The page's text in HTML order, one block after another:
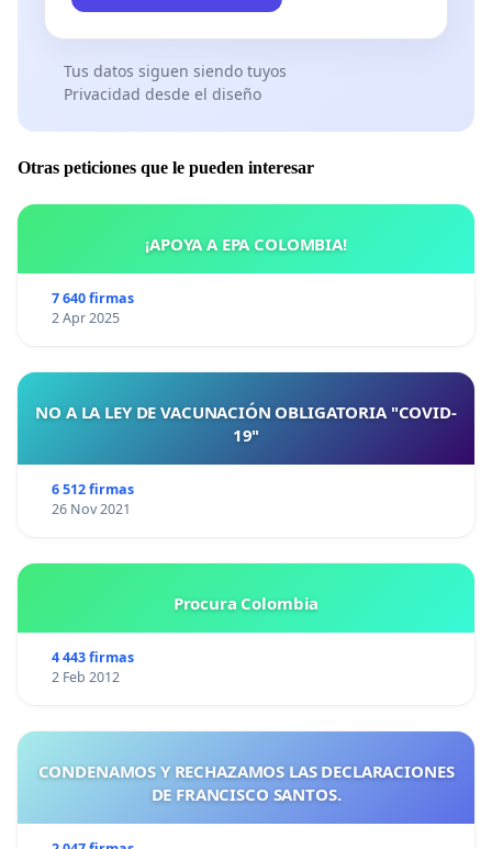
Tus datos siguen siendo tuyos
Privacidad desde el diseño
Otras peticiones que le pueden interesar
¡APOYA A EPA COLOMBIA!
7 640 firmas
2 Apr 2025
NO A LA LEY DE VACUNACIÓN OBLIGATORIA "COVID-
19"
6 512 firmas
26 Nov 2021
Procura Colombia
4 443 firmas
2 Feb 2012
CONDENAMOS Y RECHAZAMOS LAS DECLARACIONES
DE FRANCISCO SANTOS.